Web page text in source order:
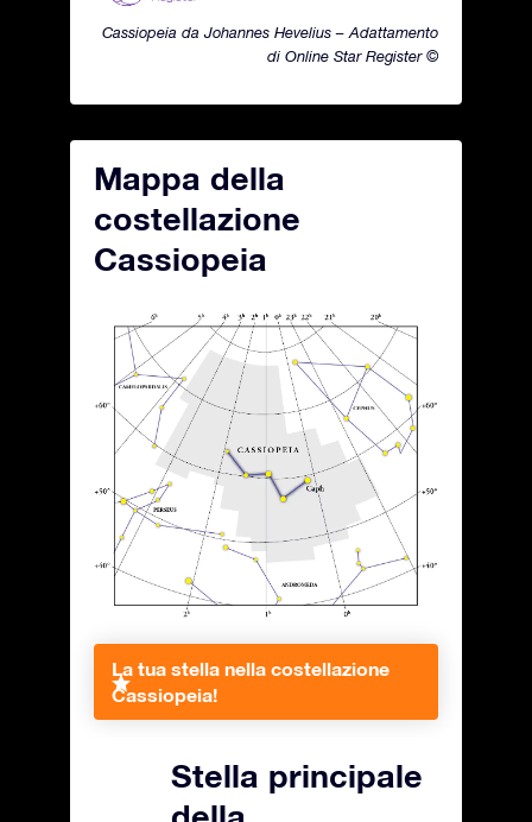
Cassiopeia da Johannes Hevelius – Adattamento
di Online Star Register ©
Mappa della
costellazione
Cassiopeia
La tua stella nella costellazione
Cassiopeia!
Stella principale